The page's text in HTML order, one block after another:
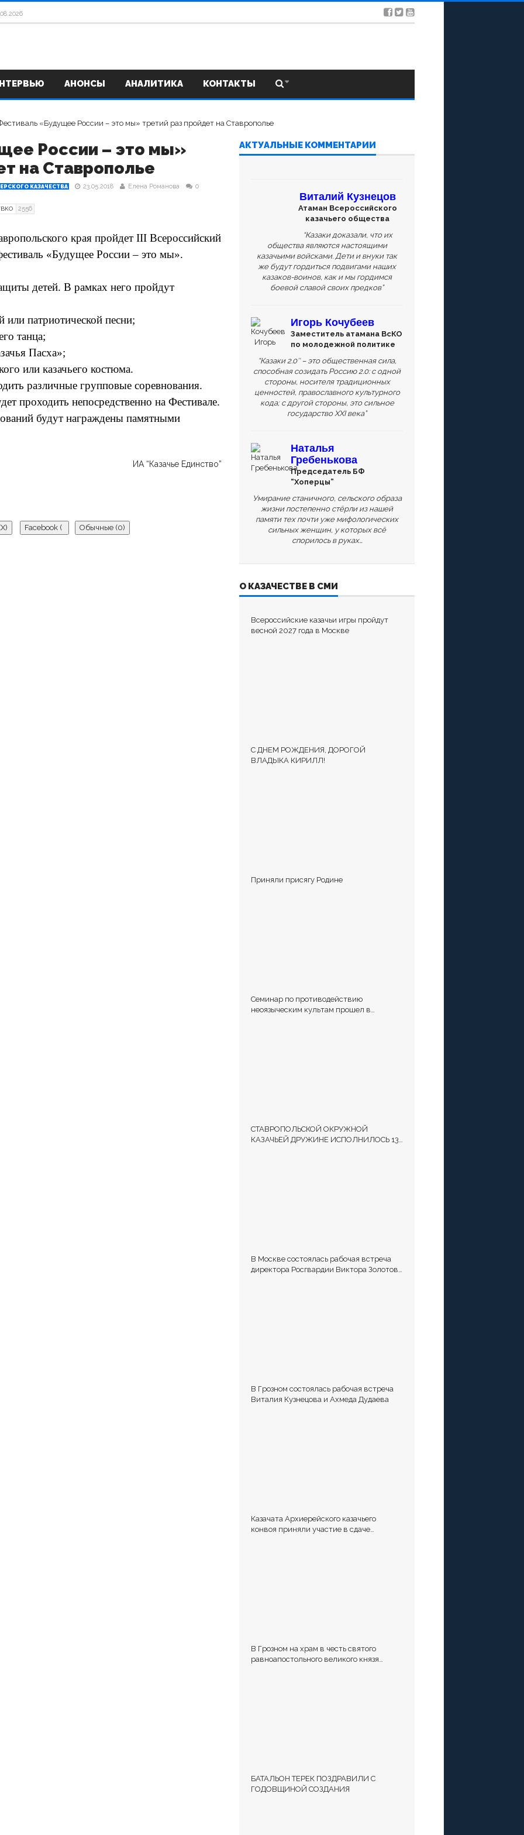
АНОНСЫ АНАЛИТИКА КОНТАКТЫ
России – это мы»
на Ставрополье
КАЗАЧЕСТВА 23.05.2018 Елена Романова 0
2556
края пройдет III Всероссийский
«Будущее России – это мы».
детей. В рамках него пройдут
или патриотической песни;
танца;
Пасха»;
или казачьего костюма.
различные групповые соревнования.
проходить непосредственно на Фестивале.
будут награждены памятными
ИА “Казачье Единство”
X) Facebook ( )
Обычные (0)
АКТУАЛЬНЫЕ КОММЕНТАРИИ
Виталий Кузнецов
Атаман Всероссийского
казачьего общества
“Казаки доказали, что их
общества являются настоящими
казачьими войсками. Дети и внуки так
же будут гордиться подвигами наших
казаков-воинов, как и мы гордимся
боевой славой своих предков”
Игорь Кочубеев
Заместитель атамана ВсКО
по молодежной политике
“Казаки 2.0″ – это общественная сила,
способная созидать Россию 2.0: с одной
стороны, носителя традиционных
ценностей, православного культурного
кода; с другой стороны, это сильное
государство XXI века”
Наталья
Гребенькова
Председатель БФ
“Хоперцы”
Умирание станичного, сельского образа
жизни постепенно стёрли из нашей
памяти тех почти уже мифологических
сильных женщин, у которых всё
спорилось в руках…
О КАЗАЧЕСТВЕ В СМИ
Всероссийские казачьи игры пройдут
весной 2027 года в Москве
С ДНЕМ РОЖДЕНИЯ, ДОРОГОЙ
ВЛАДЫКА КИРИЛЛ!
Приняли присягу Родине
Семинар по противодействию
неоязыческим культам прошел в
СТАВРОПОЛЬСКОЙ ОКРУЖНОЙ
КАЗАЧЬЕЙ ДРУЖИНЕ ИСПОЛНИЛОСЬ 13
В Москве состоялась рабочая встреча
директора Росгвардии Виктора Золотова
В Грозном состоялась рабочая встреча
Виталия Кузнецова и Ахмеда Дудаева
Казачата Архиерейского казачьего
конвоя приняли участие в сдаче
В Грозном на храм в честь святого
равноапостольного великого князя
БАТАЛЬОН ТЕРЕК ПОЗДРАВИЛИ С
ГОДОВЩИНОЙ СОЗДАНИЯ